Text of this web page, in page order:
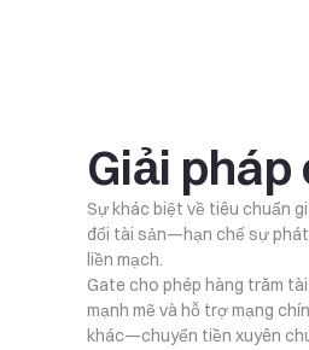
Giải
Sự khác biệt về tiêu chuẩn
đổi tài sản—hạn chế sự phát
liền mạch.
Gate cho phép hàng trăm
mạnh mẽ và hỗ trợ mạng
khác—chuyển tiền xuyên